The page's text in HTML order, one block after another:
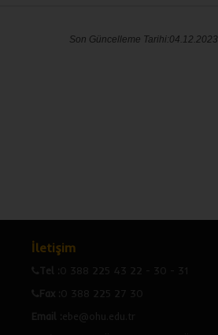
Son Güncelleme Tarihi:04.12.2023
İletişim